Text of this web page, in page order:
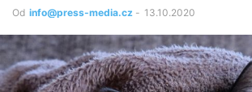
Od info@press-media.cz - 13.10.2020